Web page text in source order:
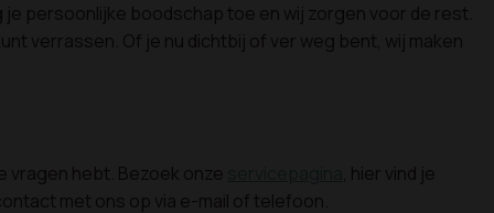
persoonlijke boodschap toe en wij zorgen voor de rest.
verrassen. Of je nu dichtbij of ver weg bent, wij maken
vragen hebt. Bezoek onze
, hier vind je
met ons op via e-mail of telefoon.